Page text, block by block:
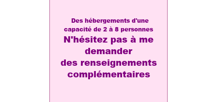
Des hébergements d'une
capacité de 2 à 8 personnes
N'hésitez pas à me
demander
des renseignements
complémentaires